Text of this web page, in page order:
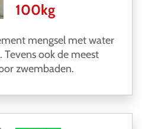
100kg
mengsel met water
ook de meest
zwembaden.